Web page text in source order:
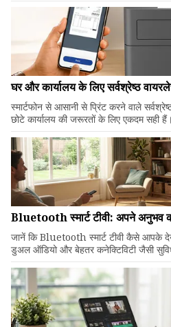
घर और कार्यालय के लिए सर्वश्रेष्ठ
स्मार्टफोन से आसानी से प्रिंट करने वाले
छोटे कार्यालय की जरूरतों के लिए एकदम सही हैं।
Bluetooth स्मार्ट टीवी: अपने अनुभव
जानें कि Bluetooth स्मार्ट टीवी कैसे
डुअल ऑडियो और बेहतर कनेक्टिविटी जैसी